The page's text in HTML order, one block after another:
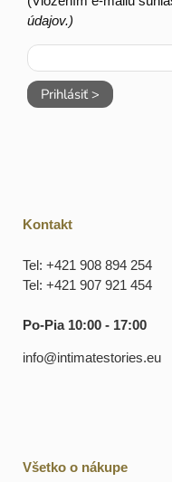
údajov.)
Prihlásiť >
Kontakt
Tel: +421 908 894 254
Tel: +421 907 921 454
Po-Pia 10:00 - 17:00
info@intimatestories.eu
Všetko o nákupe